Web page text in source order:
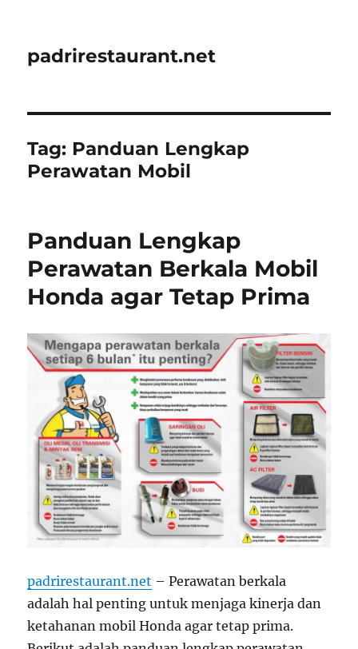
padrirestaurant.net
Tag: Panduan Lengkap
Perawatan Mobil
Panduan Lengkap
Perawatan Berkala Mobil
Honda agar Tetap Prima
padrirestaurant.net – Perawatan berkala
adalah hal penting untuk menjaga kinerja dan
ketahanan mobil Honda agar tetap prima.